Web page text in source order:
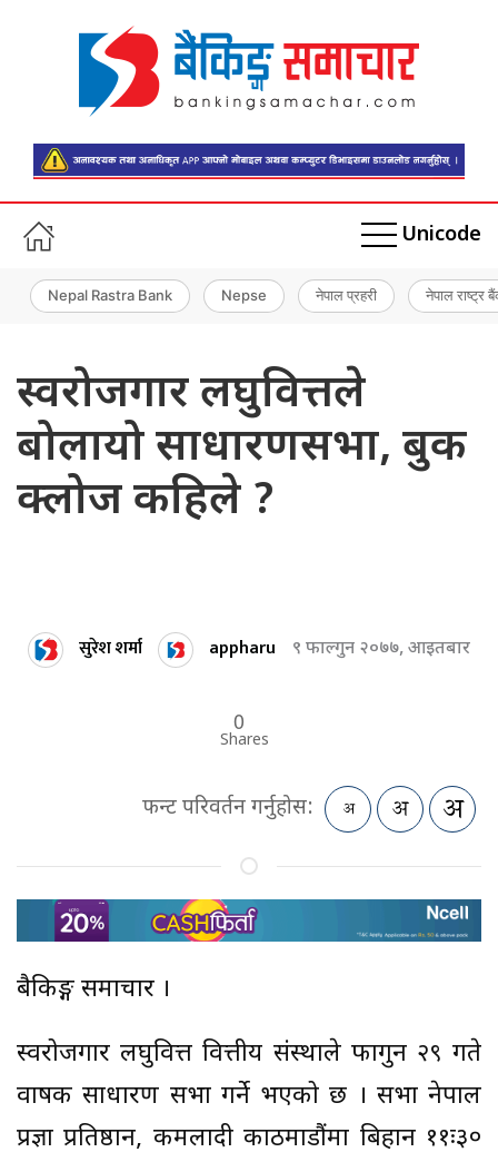
Unicode
Nepal Rastra Bank Nepse नेपाल प्रहरी नेपाल राष्ट्र
स्वरोजगार लघुवित्तले
बोलायो साधारणसभा, बुक
क्लोज कहिले ?
सुरेश शर्मा appharu ९ फाल्गुन २०७७, आइतबार
0
Shares
फन्ट परिवर्तन गर्नुहोस:
बैकिङ्ग समाचार ।
स्वरोजगार लघुवित्त वित्तीय संस्थाले फागुन २९ गते
वार्षिक साधारण सभा गर्ने भएको छ । सभा नेपाल
प्रज्ञा प्रतिष्ठान, कमलादी काठमाडौंमा बिहान ११ः३०